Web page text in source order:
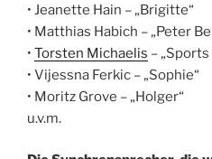
• Jeanette Hain – „Brigitte“
• Matthias Habich – „Peter
• Torsten Michaelis –
• Vijessna Ferkic – „Sophie“
• Moritz Grove – „Holger“
u.v.m.